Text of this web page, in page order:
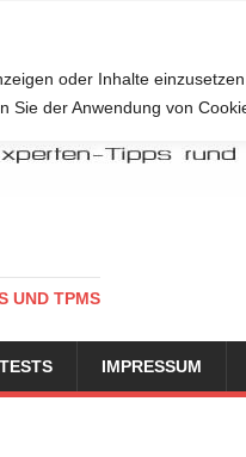
oder Inhalte
Sie der Anwendung von
UND TPMS
IMPRESSUM